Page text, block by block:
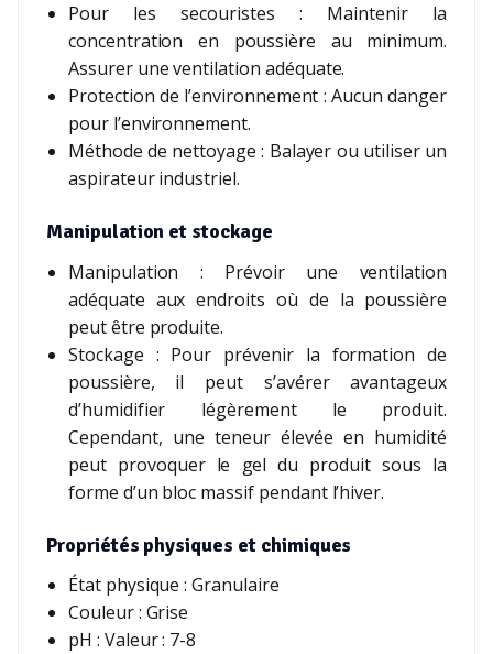
Pour les secouristes : Maintenir la
concentration en poussière au minimum.
Assurer une ventilation adéquate.
Protection de l’environnement : Aucun danger
pour l’environnement.
Méthode de nettoyage : Balayer ou utiliser un
aspirateur industriel.
Manipulation et stockage
Manipulation : Prévoir une ventilation
adéquate aux endroits où de la poussière
peut être produite.
Stockage : Pour prévenir la formation de
poussière, il peut s’avérer avantageux
d’humidifier légèrement le produit.
Cependant, une teneur élevée en humidité
peut provoquer le gel du produit sous la
forme d’un bloc massif pendant l’hiver.
Propriétés physiques et chimiques
État physique : Granulaire
Couleur : Grise
pH : Valeur : 7-8